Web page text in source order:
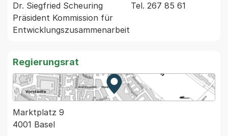
Dr. Siegfried Scheuring           Tel. 267 85 61
Präsident Kommission für
Regierungsrat
Zur Karte von MapBS.
Externer Link, wird in einem
Marktplatz 9
4001 Basel